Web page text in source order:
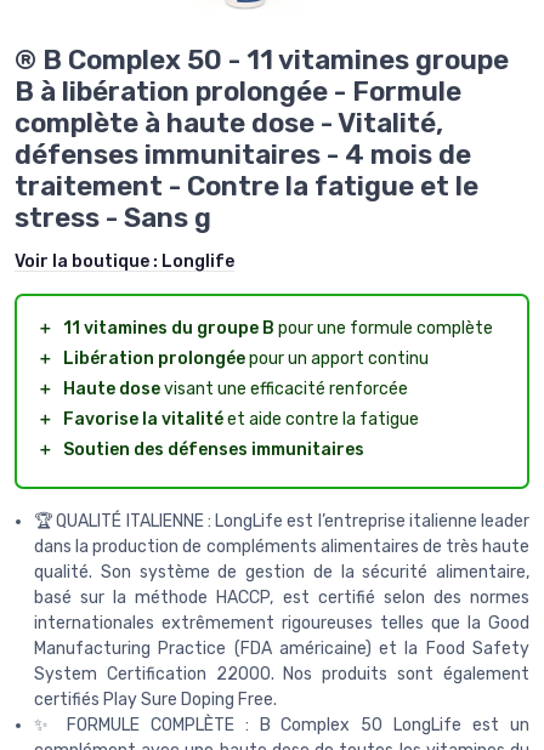
® B Complex 50 - 11 vitamines groupe
B à libération prolongée - Formule
complète à haute dose - Vitalité,
défenses immunitaires - 4 mois de
traitement - Contre la fatigue et le
stress - Sans g
Voir la boutique : Longlife
＋ 11 vitamines du groupe B pour une formule complète
＋
Libération prolongéepour un apport continu
＋
Haute dosevisant une efficacité renforcée
＋
Favorise la vitalitéet aide contre la fatigue
＋
Soutien des défenses immunitaires
🏆 QUALITÉ ITALIENNE : LongLife est l’entreprise italienne leader
dans la production de compléments alimentaires de très haute
qualité. Son système de gestion de la sécurité alimentaire,
basé sur la méthode HACCP, est certifié selon des normes
internationales extrêmement rigoureuses telles que la Good
Manufacturing Practice (FDA américaine) et la Food Safety
System Certification 22000. Nos produits sont également
certifiés Play Sure Doping Free.
✨ FORMULE COMPLÈTE : B Complex 50 LongLife est un